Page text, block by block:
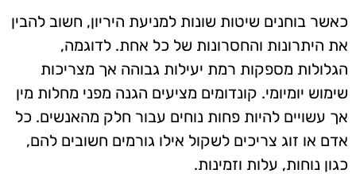
כאשר בוחנים שיטות שונות למניעת היריון, חשוב להבין
את היתרונות והחסרונות של כל אחת. לדוגמה,
הגלולות מספקות רמת יעילות גבוהה אך מצריכות
שימוש יומיומי. קונדומים מציעים הגנה מפני מחלות מין
אך עשויים להיות פחות נוחים עבור חלק מהאנשים. כל
אדם או זוג צריכים לשקול אילו גורמים חשובים להם,
כגון נוחות, עלות וזמינות.